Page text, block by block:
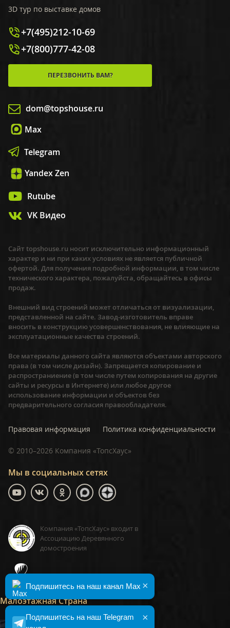
3D тур по выставке домов
+7(495)212-10-69
+7(800)777-42-08
ПЕРЕЗВОНИТЬ ВАМ?
dom@topshouse.ru
Max
Telegram
Yandex Zen
Rutube
VK Видео
Мы в социальных сетях
Компания «ТопсХаус» входит в
Ассоциацию Деревянного
домостроения
Малоэтажная Страна
Сайт topshouse.ru носит исключительно информационный
характер и ни при каких условиях не является публичной
офертой. Для получения подробной информации, в том числе
технического характера, пожалуйста, обращайтесь в офисы
продаж.
Внешний вид строений может отличаться от визуализации,
представленной на сайте. Завод-изготовитель вправе
вносить в конструкцию усовершенствования, не влияющие на
эксплуатационные качества строений.
Все материалы данного сайта являются объектами авторского
права (в том числе дизайн). Запрещается копирование и
распространиение (в том числе путем копирования на другие
сайты и ресурсы в Интернете) или любое другое
использование информации и объектов без
предварительного согласия правообладателя.
Правовая информация Политика конфиденциальности
© 2010–2026 Компания «ТопсХаус»
×
Подпишитесь на наш Telegram
×
Подпишитесь на наш канал Max